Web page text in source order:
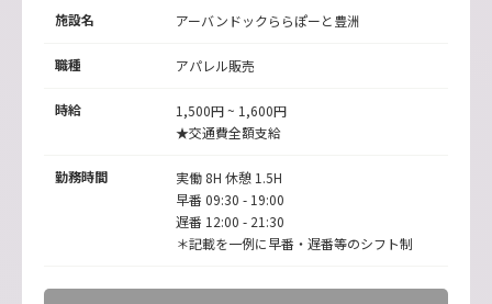
施設名 アーバンドックららぽーと豊洲
職種 アパレル販売
時給
1,500円 ~ 1,600円
★交通費全額支給
勤務時間
実働 8H 休憩 1.5H
早番 09:30 - 19:00
遅番 12:00 - 21:30
＊記載を一例に早番・遅番等のシフト制